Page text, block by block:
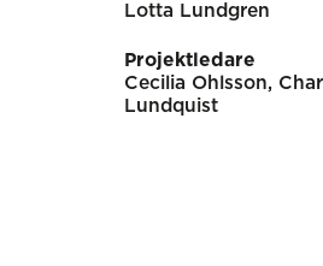
Lotta Lundgren
Projektledare
Cecilia Ohlsson,
Lundquist